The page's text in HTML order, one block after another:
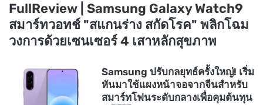
FullReview | Samsung Galaxy Watch9
สมาร์ทวอทช์ "สแกนร่าง สกัดโรค" พลิกโฉม
วงการด้วยเซนเซอร์ 4 เสาหลักสุขภาพ
Samsung ปรับกลยุทธ์ครั้งใหญ่! เริ่ม
หันมาใช้แผงหน้าจอจากจีนสำหรับ
สมาร์ทโฟนระดับกลางเพื่อคุมต้นทุน